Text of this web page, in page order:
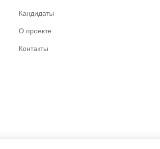
Кандидаты
О проекте
Контакты